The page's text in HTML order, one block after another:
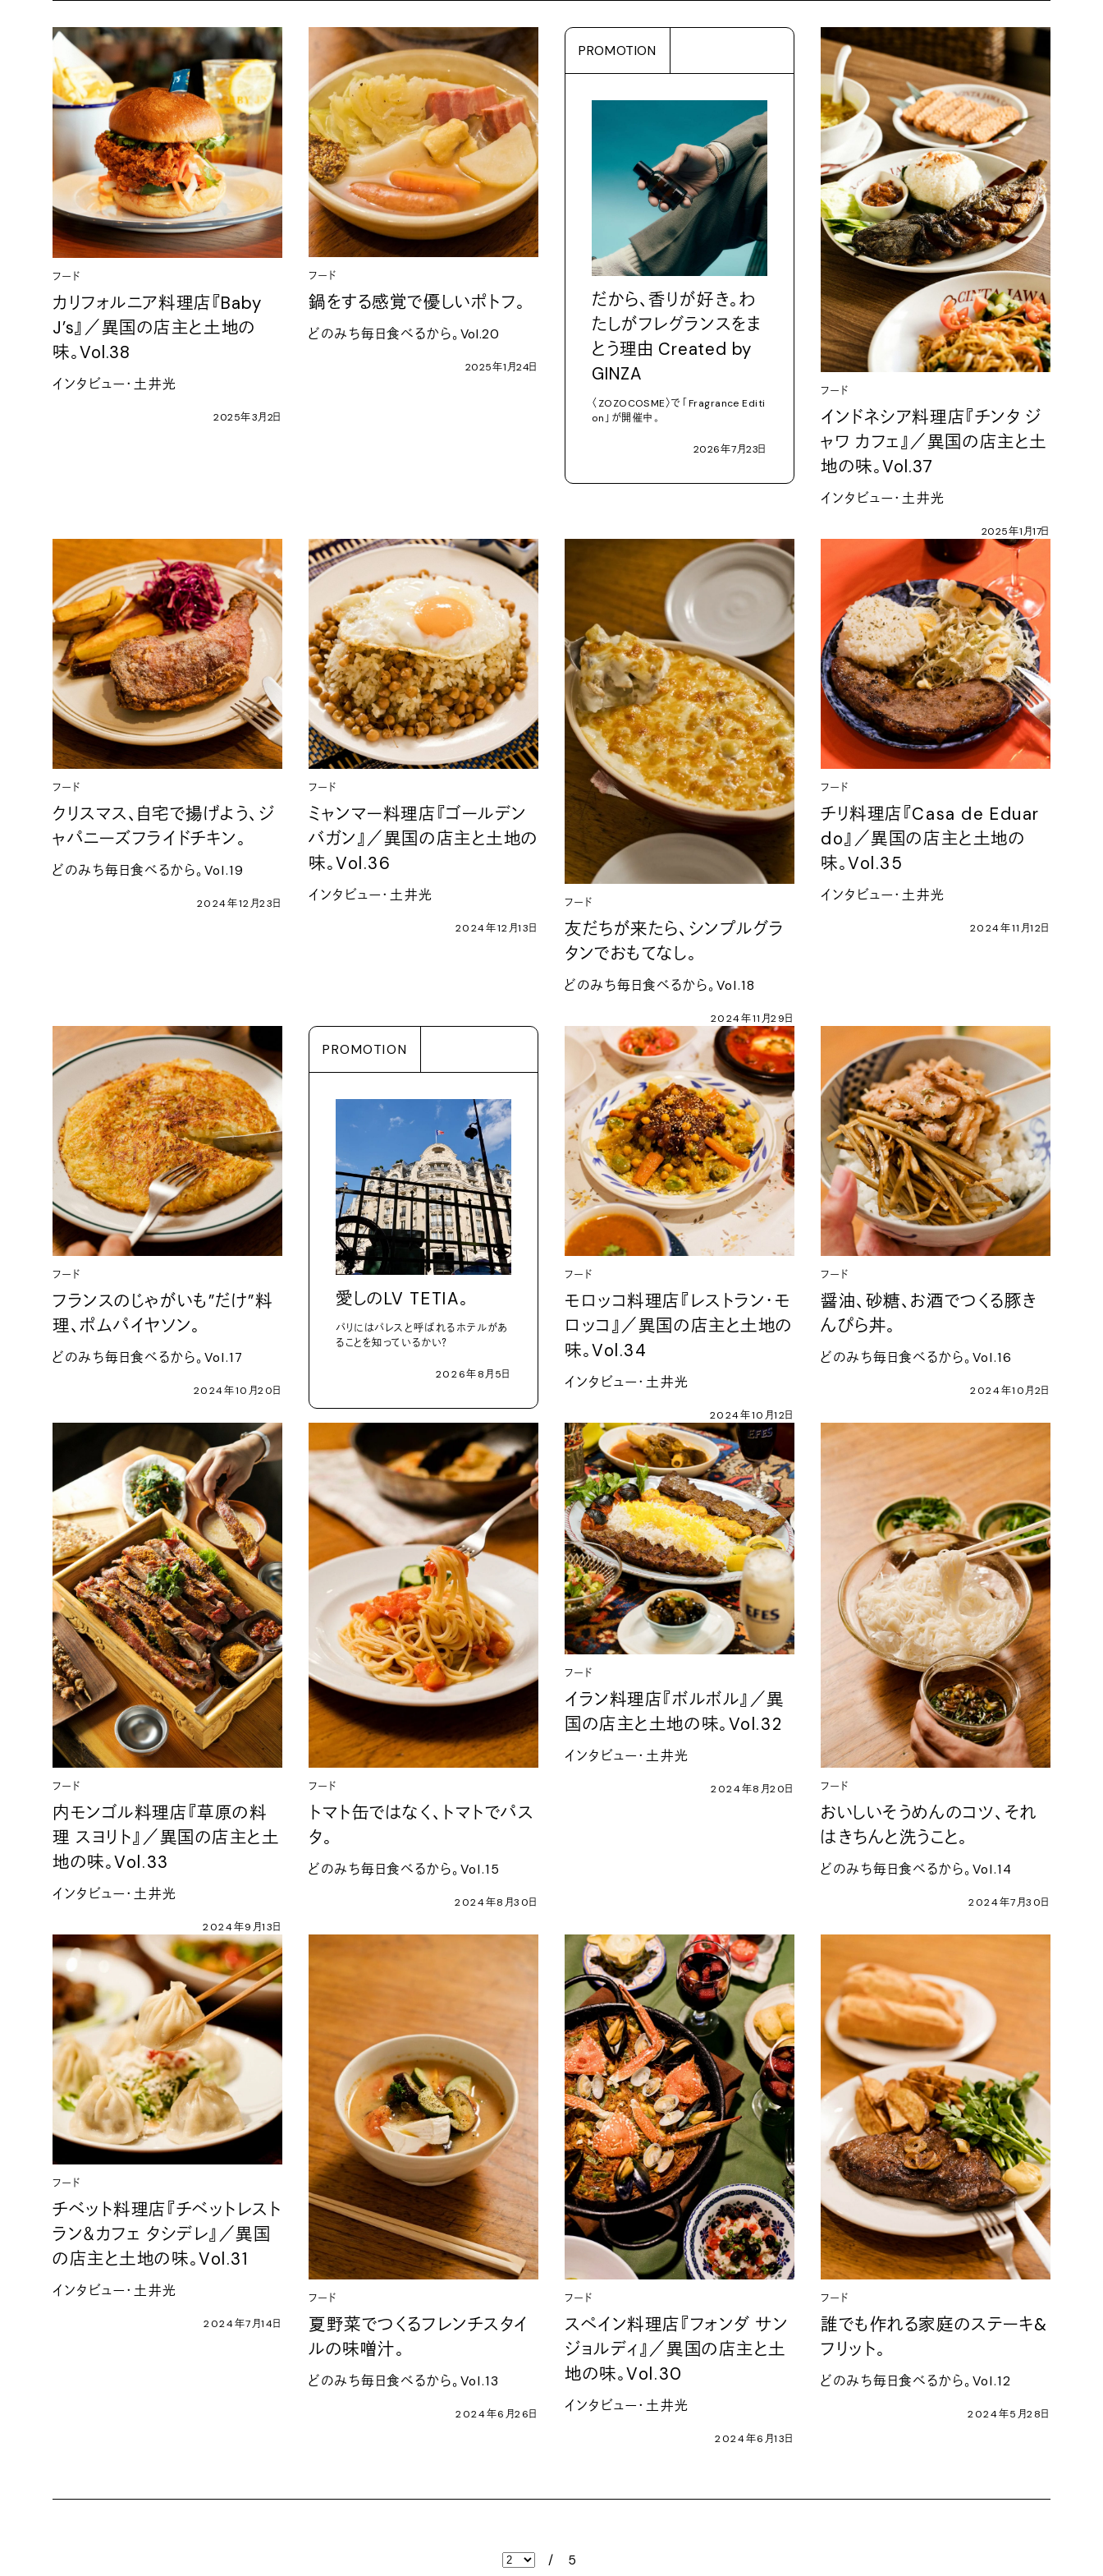
フード
カリフォルニア料理店『Baby
J’s』／異国の店主と土地の
味。Vol.38
インタビュー・土井光
2025年3月2日
フード
鍋をする感覚で優しいポトフ。
どのみち毎日食べるから。Vol.20
2025年1月24日
PROMOTION
だから、香りが好き。わ
たしがフレグランスをま
とう理由 Created by
GINZA
〈 ZOZOCOSME〉で「 Fragrance Editi
on 」が開催中。
2026年7月23日
フード
インドネシア料理店『チンタ ジ
ャワ カフェ』／異国の店主と土
地の味。Vol.37
インタビュー・土井光
2025年1月17日
フード
クリスマス、自宅で揚げよう、ジ
ャパニーズフライドチキン。
どのみち毎日食べるから。Vol.19
2024年12月23日
フード
ミャンマー料理店『ゴールデン
バガン』／異国の店主と土地の
味。Vol.36
インタビュー・土井光
2024年12月13日
フード
友だちが来たら、シンプルグラ
タンでおもてなし。
どのみち毎日食べるから。Vol.18
2024年11月29日
フード
チリ料理店『Casa de Eduar
do』／異国の店主と土地の
味。Vol.35
インタビュー・土井光
2024年11月12日
フード
フランスのじゃがいも”だけ”料
理、ポムパイヤソン。
どのみち毎日食べるから。Vol.17
2024年10月20日
PROMOTION
愛しのLV TETIA。
パリにはパレスと呼ばれるホテルがあ
ることを知っているかい？
2026年8月5日
フード
モロッコ料理店『レストラン・モ
ロッコ』／異国の店主と土地の
味。Vol.34
インタビュー・土井光
2024年10月12日
フード
醤油、砂糖、お酒でつくる豚き
んぴら丼。
どのみち毎日食べるから。Vol.16
2024年10月2日
フード
内モンゴル料理店『草原の料
理 スヨリト』／異国の店主と土
地の味。Vol.33
インタビュー・土井光
2024年9月13日
フード
トマト缶ではなく、トマトでパス
タ。
どのみち毎日食べるから。Vol.15
2024年8月30日
フード
イラン料理店『ボルボル』／異
国の店主と土地の味。Vol.32
インタビュー・土井光
2024年8月20日 フード
おいしいそうめんのコツ、それ
はきちんと洗うこと。
どのみち毎日食べるから。Vol.14
2024年7月30日
フード
チベット料理店『チベットレスト
ラン＆カフェ タシデレ』／異国
の店主と土地の味。Vol.31
インタビュー・土井光
2024年7月14日
フード
夏野菜でつくるフレンチスタイ
ルの味噌汁。
どのみち毎日食べるから。Vol.13
2024年6月26日
フード
スペイン料理店『フォンダ サン
ジョルディ』／異国の店主と土
地の味。Vol.30
インタビュー・土井光
2024年6月13日
フード
誰でも作れる家庭のステーキ&
フリット。
どのみち毎日食べるから。Vol.12
2024年5月28日
/ 5